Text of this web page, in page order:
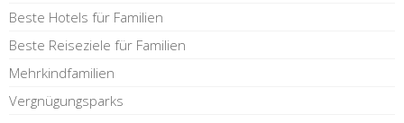
Beste Hotels für Familien
Beste Reiseziele für Familien
Mehrkindfamilien
Vergnügungsparks